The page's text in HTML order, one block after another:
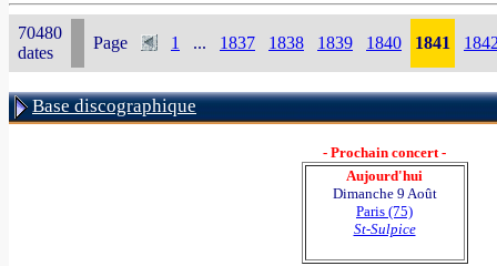
70480
dates
Page 1 ... 1837 1838 1839 1840 1841
Base discographique
- Prochain concert -
Aujourd'hui
Dimanche 9 Août
Paris (75)
St-Sulpice